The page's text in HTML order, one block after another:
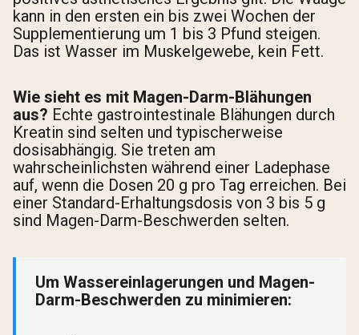
kann in den ersten ein bis zwei Wochen der
Supplementierung um 1 bis 3 Pfund steigen.
Das ist Wasser im Muskelgewebe, kein Fett.
Wie sieht es mit Magen-Darm-Blähungen
aus? Echte gastrointestinale Blähungen durch
Kreatin sind selten und typischerweise
dosisabhängig. Sie treten am
wahrscheinlichsten während einer Ladephase
auf, wenn die Dosen 20 g pro Tag erreichen. Bei
einer Standard-Erhaltungsdosis von 3 bis 5 g
sind Magen-Darm-Beschwerden selten.
Um Wassereinlagerungen und Magen-
Darm-Beschwerden zu minimieren: